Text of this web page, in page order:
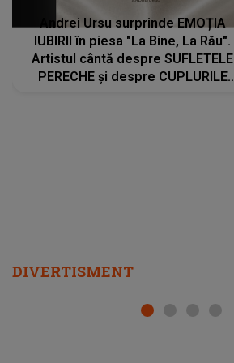
Andrei Ursu surprinde EMOȚIA
IUBIRII în piesa "La Bine, La Rău".
Artistul cântă despre SUFLETELE
PERECHE și despre CUPLURILE
DIVERTISMENT